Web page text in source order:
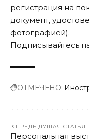
регистрация на
документ,
фотографией).
Подписывайтесь
ОТМЕЧЕНО:
ПРЕДЫДУЩАЯ СТАТЬЯ
Персональная